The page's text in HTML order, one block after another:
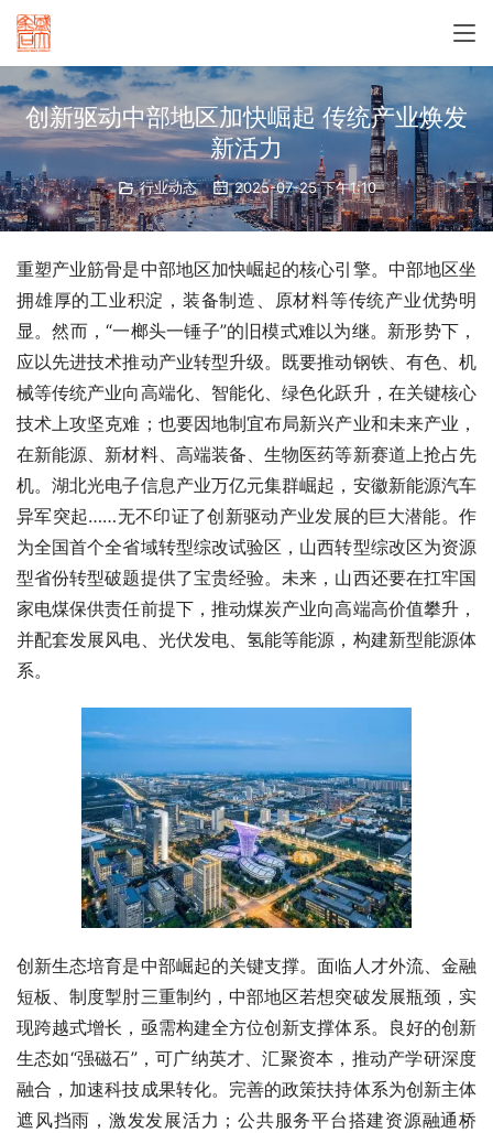
创新驱动中部地区加快崛起 传统产业焕发
新活力
行业动态 2025-07-25 下午1:10
重塑产业筋骨是中部地区加快崛起的核心引擎。中部地区坐
拥雄厚的工业积淀，装备制造、原材料等传统产业优势明
显。然而，“一榔头一锤子”的旧模式难以为继。新形势下，
应以先进技术推动产业转型升级。既要推动钢铁、有色、机
械等传统产业向高端化、智能化、绿色化跃升，在关键核心
技术上攻坚克难；也要因地制宜布局新兴产业和未来产业，
在新能源、新材料、高端装备、生物医药等新赛道上抢占先
机。湖北光电子信息产业万亿元集群崛起，安徽新能源汽车
异军突起……无不印证了创新驱动产业发展的巨大潜能。作
为全国首个全省域转型综改试验区，山西转型综改区为资源
型省份转型破题提供了宝贵经验。未来，山西还要在扛牢国
家电煤保供责任前提下，推动煤炭产业向高端高价值攀升，
并配套发展风电、光伏发电、氢能等能源，构建新型能源体
系。
创新生态培育是中部崛起的关键支撑。面临人才外流、金融
短板、制度掣肘三重制约，中部地区若想突破发展瓶颈，实
现跨越式增长，亟需构建全方位创新支撑体系。良好的创新
生态如“强磁石”，可广纳英才、汇聚资本，推动产学研深度
融合，加速科技成果转化。完善的政策扶持体系为创新主体
遮风挡雨，激发发展活力；公共服务平台搭建资源融通桥